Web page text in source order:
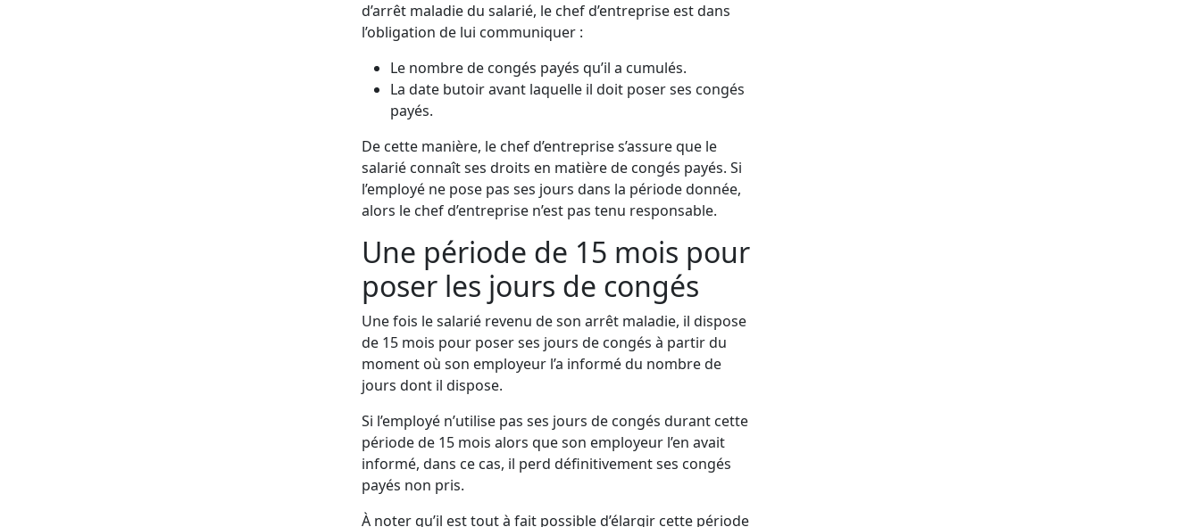
d’arrêt maladie du salarié, le chef d’entreprise est dans
l’obligation de lui communiquer :
Le nombre de congés payés qu’il a cumulés.
La date butoir avant laquelle il doit poser ses congés
payés.
De cette manière, le chef d’entreprise s’assure que le
salarié connaît ses droits en matière de congés payés. Si
l’employé ne pose pas ses jours dans la période donnée,
alors le chef d’entreprise n’est pas tenu responsable.
Une période de 15 mois pour
poser les jours de congés
Une fois le salarié revenu de son arrêt maladie, il dispose
de 15 mois pour poser ses jours de congés à partir du
moment où son employeur l’a informé du nombre de
jours dont il dispose.
Si l’employé n’utilise pas ses jours de congés durant cette
période de 15 mois alors que son employeur l’en avait
informé, dans ce cas, il perd définitivement ses congés
payés non pris.
À noter qu’il est tout à fait possible d’élargir cette période